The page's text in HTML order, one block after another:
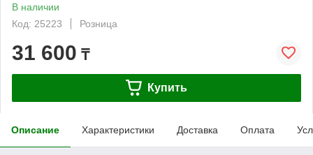
В наличии
Код: 25223
Розница
31 600 ₸
Купить
Описание Характеристики Доставка Оплата